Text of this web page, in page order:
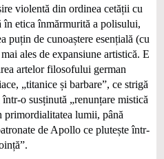
violentă din ordinea cetății cu
etica înmărmurită a polisului,
puțin de cunoaștere esențială (cu
ales de expansiune artistică. E
artelor filosofului german
„titanice și barbare”, ce strigă
o susținută „renunțare mistică
primordialitatea lumii, până
de Apollo ce plutește într-